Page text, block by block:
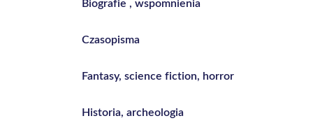
Biografie , wspomnienia
Czasopisma
Fantasy, science fiction, horror
Historia, archeologia